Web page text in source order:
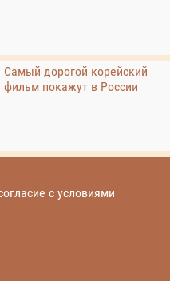
Самый дорогой корейский
фильм покажут в России
с условиями